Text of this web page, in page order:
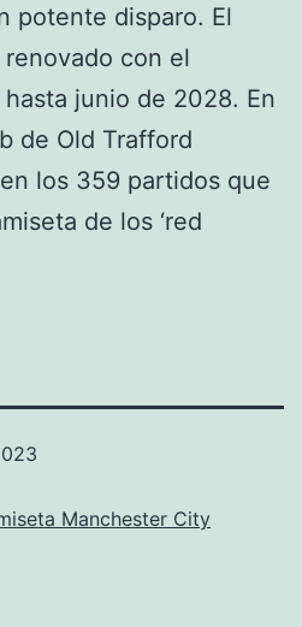
potente disparo. El
con el
junio de 2028. En
de Old Trafford
los 359 partidos que
de los ‘red
Manchester City